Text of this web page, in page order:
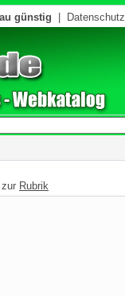
günstig Datenschutz
Rubrik